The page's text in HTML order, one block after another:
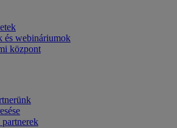
és webináriumok
központ